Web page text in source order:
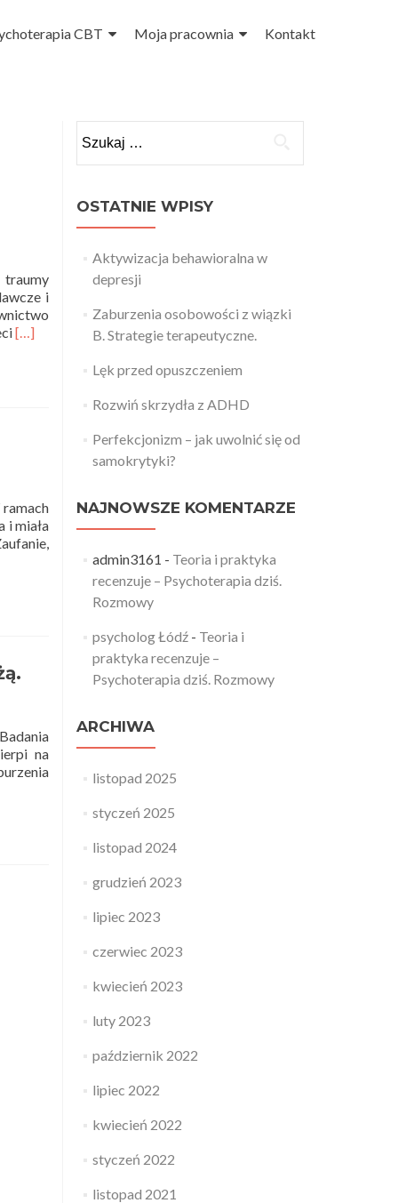
CBT Moja pracownia Kontakt
i
Read
niedojrzałych
emocjonalnie
rodziców
[…]
i miała
na
OSTATNIE WPISY
Aktywizacja behawioralna w
depresji
Zaburzenia osobowości z wiązki
B. Strategie terapeutyczne.
Lęk przed opuszczeniem
Rozwiń skrzydła z ADHD
Perfekcjonizm – jak uwolnić się od
samokrytyki?
NAJNOWSZE KOMENTARZE
admin3161 - Teoria i praktyka
recenzuje – Psychoterapia dziś.
Rozmowy
psycholog Łódź- Teoria i
praktyka recenzuje –
Psychoterapia dziś. Rozmowy
ARCHIWA
listopad 2025
styczeń 2025
listopad 2024
grudzień 2023
lipiec 2023
czerwiec 2023
kwiecień 2023
luty 2023
październik 2022
lipiec 2022
kwiecień 2022
styczeń 2022
listopad 2021